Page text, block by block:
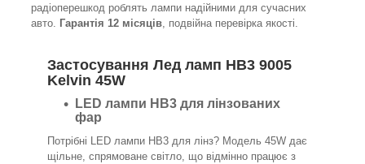
радіоперешкод роблять лампи надійними для сучасних
авто. Гарантія 12 місяців, подвійна перевірка якості.
Застосування Лед ламп HB3 9005
Kelvin 45W
LED лампи HB3 для лінзованих
фар
Потрібні LED лампи HB3 для лінз? Модель 45W дає
щільне, спрямоване світло, що відмінно працює з